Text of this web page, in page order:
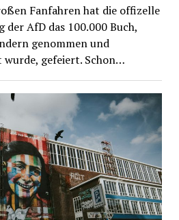
Fanfahren hat die offizelle
AfD das 100.000 Buch,
genommen und
gefeiert. Schon…